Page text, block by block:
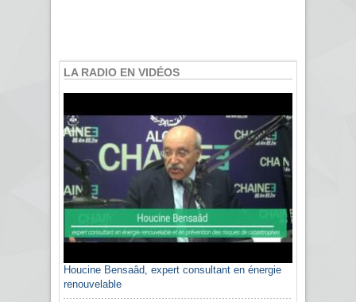
LA RADIO EN VIDÉOS
Houcine Bensaâd, expert consultant en énergie
renouvelable